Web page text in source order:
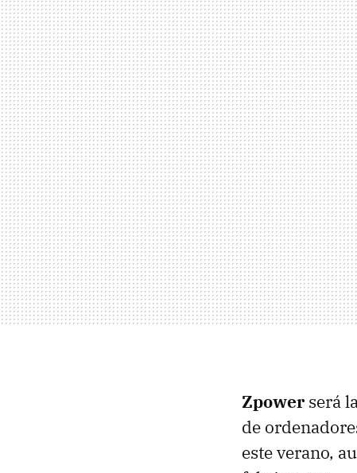
Zpower será
de
este verano,